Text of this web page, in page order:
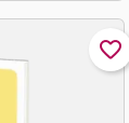
favorite_border